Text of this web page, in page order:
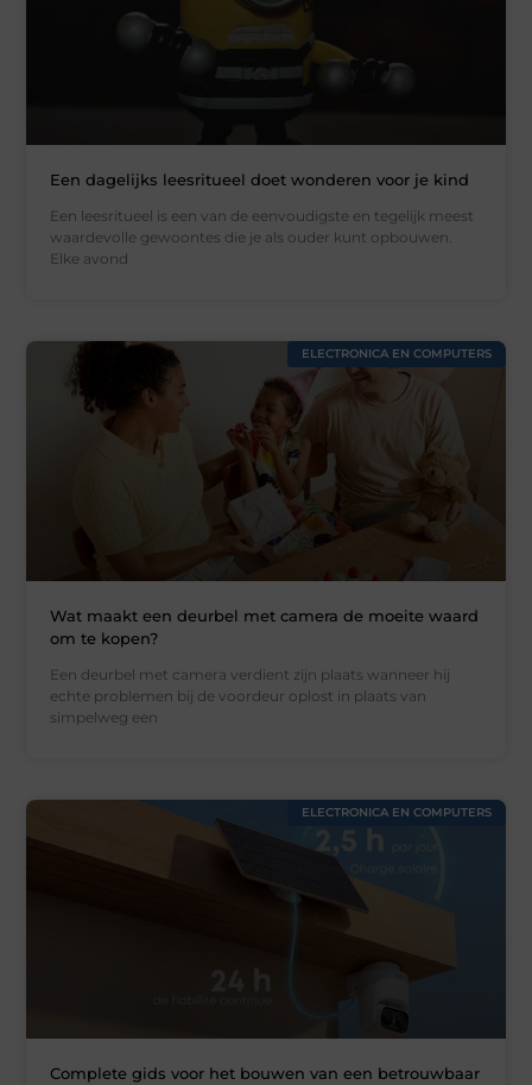
Een dagelijks leesritueel doet wonderen voor je kind
Een leesritueel is een van de eenvoudigste en tegelijk meest
waardevolle gewoontes die je als ouder kunt opbouwen.
Elke avond
ELECTRONICA EN COMPUTERS
Wat maakt een deurbel met camera de moeite waard
om te kopen?
Een deurbel met camera verdient zijn plaats wanneer hij
echte problemen bij de voordeur oplost in plaats van
simpelweg een
ELECTRONICA EN COMPUTERS
Complete gids voor het bouwen van een betrouwbaar